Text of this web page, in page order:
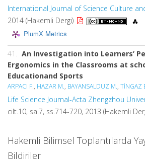
International Journal of Science Culture
2014 (Hakemli Dergi)
PlumX Metrics
41.
An Investigation into Learners’
Ergonomics in the Classrooms at
Educationand Sports
ARPACI F., HAZAR M., BAYANSALDUZ M., TİNGAZ
Life Science Journal-Acta Zhengzhou
cilt.10, sa.7, ss.714-720, 2013 (Hakemli
Hakemli Bilimsel Toplantılarda
Bildiriler